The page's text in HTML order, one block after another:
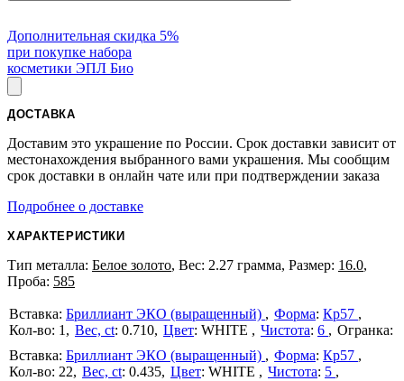
Дополнительная скидка 5%
при покупке набора
косметики ЭПЛ Био
ДОСТАВКА
Доставим это украшение по России. Срок доставки зависит от
местонахождения выбранного вами украшения. Мы сообщим
срок доставки в онлайн чате или при подтверждении заказа
Подробнее о доставке
ХАРАКТЕРИСТИКИ
Тип металла: Белое золото, Вес: 2.27 грамма, Размер: 16.0,
Проба: 585
Бриллиант ЭКО (выращенный) Форма: Кр57
1
Вес, ct: 0.710 Цвет: WHITE Чистота: 6
Бриллиант ЭКО (выращенный)
Форма: Кр57
22
Вес, ct: 0.435 Цвет: WHITE Чистота: 5